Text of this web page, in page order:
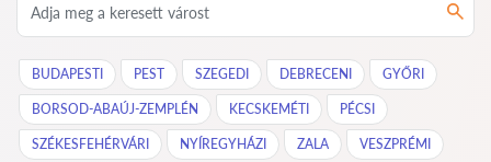
BUDAPESTI PEST SZEGEDI DEBRECENI GYŐRI
BORSOD-ABAÚJ-ZEMPLÉN KECSKEMÉTI PÉCSI
SZÉKESFEHÉRVÁRI NYÍREGYHÁZI ZALA VESZPRÉMI